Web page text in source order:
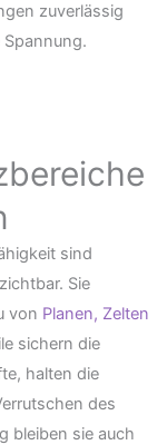
zuverlässig
sind
Sie
von Planen, Zelten
sichern die
halten die
des
bleiben sie auch